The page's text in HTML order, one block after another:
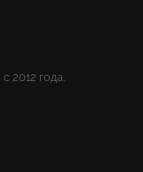
2012 года.